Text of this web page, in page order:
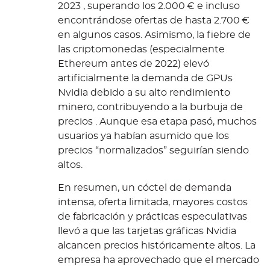
2023 , superando los 2.000 € e incluso
encontrándose ofertas de hasta 2.700 €
en algunos casos. Asimismo, la fiebre de
las criptomonedas (especialmente
Ethereum antes de 2022) elevó
artificialmente la demanda de GPUs
Nvidia debido a su alto rendimiento
minero, contribuyendo a la burbuja de
precios . Aunque esa etapa pasó, muchos
usuarios ya habían asumido que los
precios “normalizados” seguirían siendo
altos.
En resumen, un cóctel de demanda
intensa, oferta limitada, mayores costos
de fabricación y prácticas especulativas
llevó a que las tarjetas gráficas Nvidia
alcancen precios históricamente altos. La
empresa ha aprovechado que el mercado